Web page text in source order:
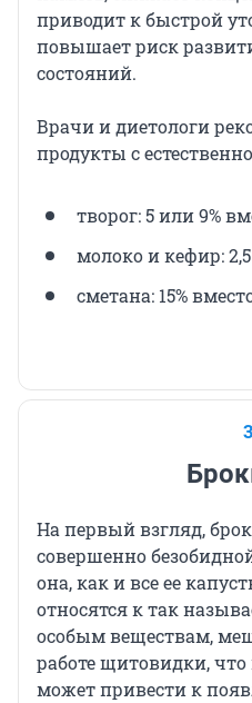
приводит к быстрой
повышает риск
состояний.
Врачи и диетологи
продукты с
творог: 5 или 9%
молоко и кефир: 2,5
сметана: 15%
3
На первый взгляд,
совершенно
она, как и все ее
относятся к так
особым веществам,
работе щитовидки,
может привести к